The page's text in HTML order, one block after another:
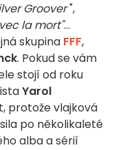
Groover",
la mort"...
skupina FFF,
. Pokud se vám
stojí od roku
Yarol
protože vlajková
po několikaleté
alba a sérií